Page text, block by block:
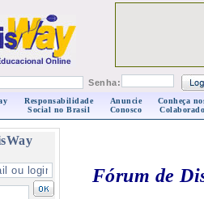
Senha:
Responsabilidade
Social no Brasil
Anuncie
Conosco
Conheça
Fórum de